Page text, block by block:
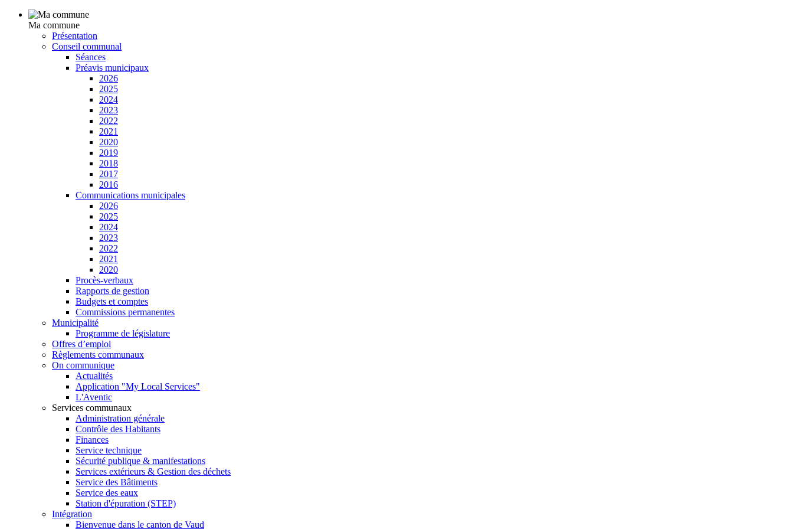
Ma commune
Présentation
Conseil communal
Séances
Préavis municipaux
2026
2025
2024
2023
2022
2021
2020
2019
2018
2017
2016
Communications municipales
2026
2025
2024
2023
2022
2021
2020
Procès-verbaux
Rapports de gestion
Budgets et comptes
Commissions permanentes
Municipalité
Programme de législature
Offres d’emploi
Règlements communaux
On communique
Actualités
Application "My Local Services"
L'Aventic
Services communaux
Administration générale
Contrôle des Habitants
Finances
Service technique
Sécurité publique & manifestations
Services extérieurs & Gestion des déchets
Service des Bâtiments
Service des eaux
Station d'épuration (STEP)
Intégration
Bienvenue dans le canton de Vaud